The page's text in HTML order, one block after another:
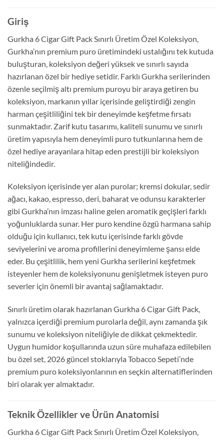
Giriş
Gurkha 6 Cigar Gift Pack Sınırlı Üretim Özel Koleksiyon,
Gurkha’nın premium puro üretimindeki ustalığını tek kutuda
buluşturan, koleksiyon değeri yüksek ve sınırlı sayıda
hazırlanan özel bir hediye setidir. Farklı Gurkha serilerinden
özenle seçilmiş altı premium puroyu bir araya getiren bu
koleksiyon, markanın yıllar içerisinde geliştirdiği zengin
harman çeşitliliğini tek bir deneyimde keşfetme fırsatı
sunmaktadır. Zarif kutu tasarımı, kaliteli sunumu ve sınırlı
üretim yapısıyla hem deneyimli puro tutkunlarına hem de
özel hediye arayanlara hitap eden prestijli bir koleksiyon
niteliğindedir.
Koleksiyon içerisinde yer alan purolar; kremsi dokular, sedir
ağacı, kakao, espresso, deri, baharat ve odunsu karakterler
gibi Gurkha’nın imzası haline gelen aromatik geçişleri farklı
yoğunluklarda sunar. Her puro kendine özgü harmana sahip
olduğu için kullanıcı, tek kutu içerisinde farklı gövde
seviyelerini ve aroma profillerini deneyimleme şansı elde
eder. Bu çeşitlilik, hem yeni Gurkha serilerini keşfetmek
isteyenler hem de koleksiyonunu genişletmek isteyen puro
severler için önemli bir avantaj sağlamaktadır.
Sınırlı üretim olarak hazırlanan Gurkha 6 Cigar Gift Pack,
yalnızca içerdiği premium purolarla değil, aynı zamanda şık
sunumu ve koleksiyon niteliğiyle de dikkat çekmektedir.
Uygun humidor koşullarında uzun süre muhafaza edilebilen
bu özel set, 2026 güncel stoklarıyla Tobacco Sepeti’nde
premium puro koleksiyonlarının en seçkin alternatiflerinden
biri olarak yer almaktadır.
Teknik Özellikler ve Ürün Anatomisi
Gurkha 6 Cigar Gift Pack Sınırlı Üretim Özel Koleksiyon,